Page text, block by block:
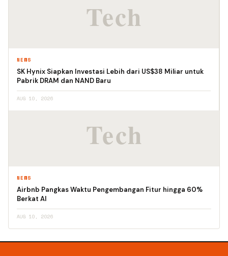
NEWS
SK Hynix Siapkan Investasi Lebih dari US$38 Miliar untuk
Pabrik DRAM dan NAND Baru
AUG 10, 2026
NEWS
Airbnb Pangkas Waktu Pengembangan Fitur hingga 60%
Berkat AI
AUG 10, 2026